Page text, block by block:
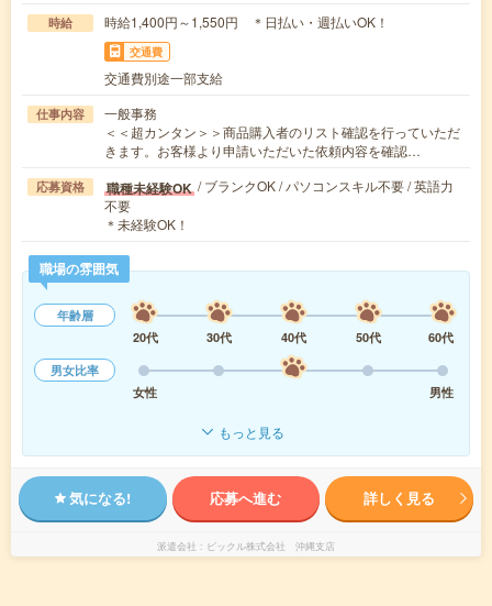
時給 時給1,400円～1,550円 ＊日払い・週払いOK！
交通費
交通費別途一部支給
仕事内容
一般事務
＜＜超カンタン＞＞商品購入者のリスト確認を行っていただ
きます。お客様より申請いただいた依頼内容を確認…
応募資格 職種未経験OK / ブランクOK / パソコンスキル不要 / 英語力
不要
＊未経験OK！
職場の雰囲気
年齢層
20代
30代 40代 50代
60代
男女比率
女性
男性
もっと見る
気になる! 応募へ進む 詳しく見る
派遣会社 ピックル株式会社 沖縄支店